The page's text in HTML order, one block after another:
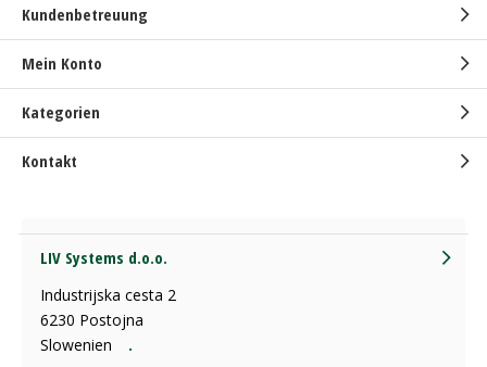
Kundenbetreuung
Mein Konto
Kategorien
Kontakt
LIV Systems d.o.o.
Industrijska cesta 2
6230 Postojna
Slowenien
.